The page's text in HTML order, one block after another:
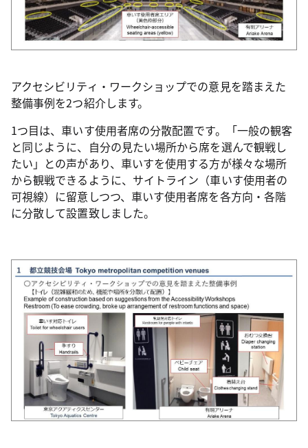
アクセシビリティ・ワークショップでの意見を踏まえた
整備事例を2つ紹介します。
1つ目は、車いす使用者席の分散配置です。「一般の観客
と同じように、自分の見たい場所から席を選んで観戦し
たい」との声があり、車いすを使用する方が様々な場所
から観戦できるように、サイトライン（車いす使用者の
可視線）に留意しつつ、車いす使用者席を各方向・各階
に分散して設置致しました。